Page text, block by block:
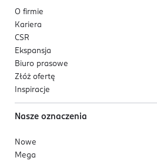
O firmie
Kariera
CSR
Ekspansja
Biuro prasowe
Złóż ofertę
Inspiracje
Nasze oznaczenia
Nowe
Mega